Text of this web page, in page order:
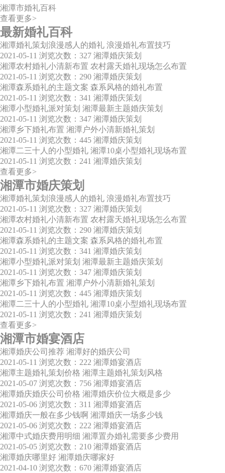
湘潭市婚礼百科
查看更多>
最新婚礼百科
湘潭婚礼策划浪漫感人的婚礼 浪漫婚礼布置技巧
2021-05-11 浏览次数：327 湘潭婚庆策划
湘潭农村婚礼小清新布置 农村露天婚礼现场怎么布置
2021-05-11 浏览次数：290 湘潭婚庆策划
湘潭森系婚礼的主题文案 森系风格的婚礼布置
2021-05-11 浏览次数：341 湘潭婚庆策划
湘潭小型婚礼派对策划 湘潭最新主题婚庆策划
2021-05-11 浏览次数：347 湘潭婚庆策划
湘潭乡下婚礼布置 湘潭户外小清新婚礼策划
2021-05-11 浏览次数：445 湘潭婚庆策划
湘潭二三十人的小型婚礼 湘潭10桌小型婚礼现场布置
2021-05-11 浏览次数：241 湘潭婚庆策划
查看更多>
湘潭市婚庆策划
湘潭婚礼策划浪漫感人的婚礼 浪漫婚礼布置技巧
2021-05-11 浏览次数：327 湘潭婚庆策划
湘潭农村婚礼小清新布置 农村露天婚礼现场怎么布置
2021-05-11 浏览次数：290 湘潭婚庆策划
湘潭森系婚礼的主题文案 森系风格的婚礼布置
2021-05-11 浏览次数：341 湘潭婚庆策划
湘潭小型婚礼派对策划 湘潭最新主题婚庆策划
2021-05-11 浏览次数：347 湘潭婚庆策划
湘潭乡下婚礼布置 湘潭户外小清新婚礼策划
2021-05-11 浏览次数：445 湘潭婚庆策划
湘潭二三十人的小型婚礼 湘潭10桌小型婚礼现场布置
2021-05-11 浏览次数：241 湘潭婚庆策划
查看更多>
湘潭市婚宴酒店
湘潭婚庆公司推荐 湘潭好的婚庆公司
2021-05-11 浏览次数：222 湘潭婚宴酒店
湘潭主题婚礼策划价格 湘潭主题婚礼策划风格
2021-05-07 浏览次数：756 湘潭婚宴酒店
湘潭婚庆婚庆公司价格 湘潭婚庆价位大概是多少
2021-05-06 浏览次数：311 湘潭婚宴酒店
湘潭婚庆一般在多少钱啊 湘潭婚庆一场多少钱
2021-05-06 浏览次数：222 湘潭婚宴酒店
湘潭中式婚庆费用明细 湘潭置办婚礼需要多少费用
2021-05-05 浏览次数：210 湘潭婚宴酒店
湘潭婚庆哪里好 湘潭婚庆哪家好
2021-04-10 浏览次数：670 湘潭婚宴酒店